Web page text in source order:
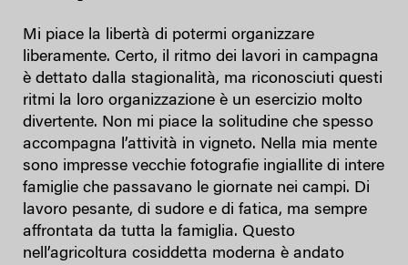
Mi piace la libertà di potermi organizzare
liberamente. Certo, il ritmo dei lavori in campagna
è dettato dalla stagionalità, ma riconosciuti questi
ritmi la loro organizzazione è un esercizio molto
divertente. Non mi piace la solitudine che spesso
accompagna l’attività in vigneto. Nella mia mente
sono impresse vecchie fotografie ingiallite di intere
famiglie che passavano le giornate nei campi. Di
lavoro pesante, di sudore e di fatica, ma sempre
affrontata da tutta la famiglia. Questo
nell’agricoltura cosiddetta moderna è andato